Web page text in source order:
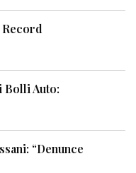
Record
Bolli Auto:
“Denunce